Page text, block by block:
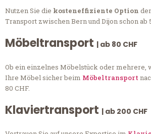
Nutzen Sie die kosteneffiziente Option der
Transport zwischen Bern und Dijon schon ab
Möbeltransport | ab 80 CHF
Ob ein einzelnes Möbelstück oder mehrere,
Ihre Möbel sicher beim Möbeltransport
80 CHF.
Klaviertransport | ab 200 CHF